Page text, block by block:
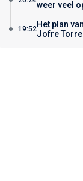
weer veel
19:52Het plan
Jofre